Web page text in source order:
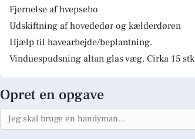
Fjernelse af hvepsebo
Udskiftning af hovededør og kælderdøren
Hjælp til havearbejde/beplantning.
Vinduespudsning altan glas væg. Cirka 15 stk
Opret en opgave